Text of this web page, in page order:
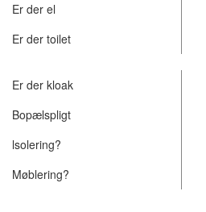
Er der el
Er der toilet
Er der kloak
Bopælspligt
lsolering?
Møblering?